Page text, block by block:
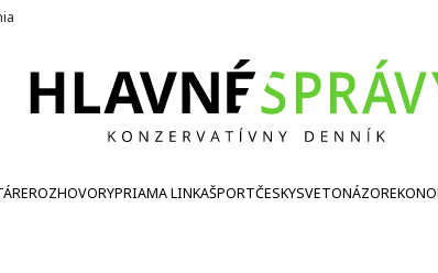
ROZHOVORYPRIAMA LINKAŠPORTČESKYSVETONÁZOR